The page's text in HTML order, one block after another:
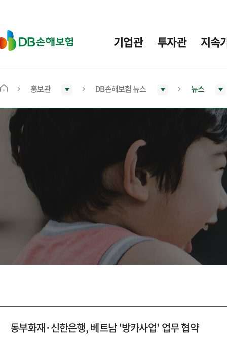
D
B
보
기업관 투자관 지속
메
홍보관 DB손해보험 뉴스 뉴스
동부화재·신한은행, 베트남 '방카사업' 업무 협약